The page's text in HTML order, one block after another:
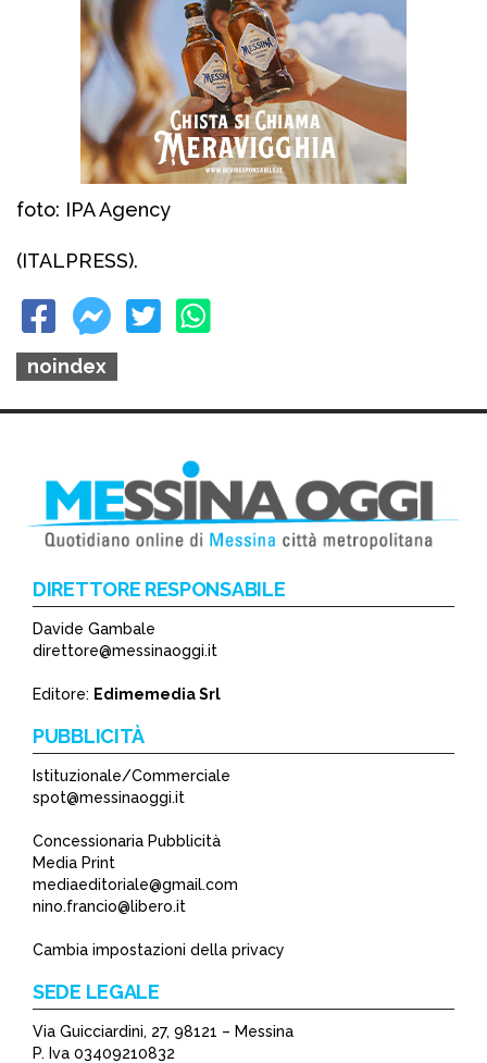
foto: IPA Agency
(ITALPRESS).
noindex
DIRETTORE RESPONSABILE
Davide Gambale
direttore@messinaoggi.it
Editore: Edimemedia Srl
PUBBLICITÀ
Istituzionale/Commerciale
spot@messinaoggi.it
Concessionaria Pubblicità
Media Print
mediaeditoriale@gmail.com
nino.francio@libero.it
Cambia impostazioni della privacy
SEDE LEGALE
Via Guicciardini, 27, 98121 – Messina
P. Iva 03409210832